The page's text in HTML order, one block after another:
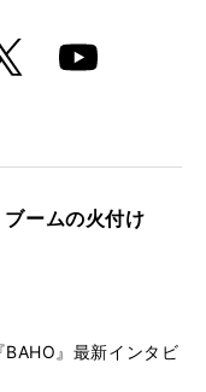
Youtube
ームの火付け
』最新インタビ